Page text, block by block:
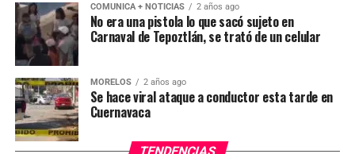
COMUNICA + NOTICIAS 2 años ago
No era una pistola lo que sacó sujeto en
Carnaval de Tepoztlán, se trató de un celular
MORELOS 2 años ago
Se hace viral ataque a conductor esta tarde en
Cuernavaca